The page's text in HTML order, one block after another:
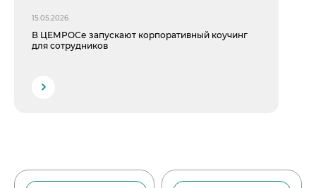
15.05.2026
В ЦЕМРОСе запускают корпоративный коучинг
для сотрудников